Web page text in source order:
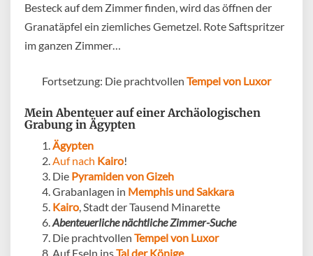
Besteck auf dem Zimmer finden, wird das öffnen der
Granatäpfel ein ziemliches Gemetzel. Rote Saftspritzer
im ganzen Zimmer…
Fortsetzung: Die prachtvollen Tempel von Luxor
Mein Abenteuer auf einer Archäologischen
Grabung in Ägypten
Ägypten
Auf nach Kairo!
Die Pyramiden von Gizeh
Grabanlagen in Memphis und Sakkara
Kairo, Stadt der Tausend Minarette
Abenteuerliche nächtliche Zimmer-Suche
Die prachtvollen Tempel von Luxor
Auf Eseln insTal der Könige